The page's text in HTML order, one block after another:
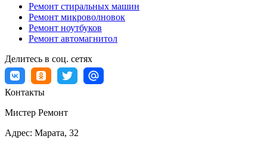
Ремонт стиральных машин
Ремонт микроволновок
Ремонт ноутбуков
Ремонт автомагнитол
Делитесь в соц. сетях
Контакты
Мистер Ремонт
Адрес: Марата, 32